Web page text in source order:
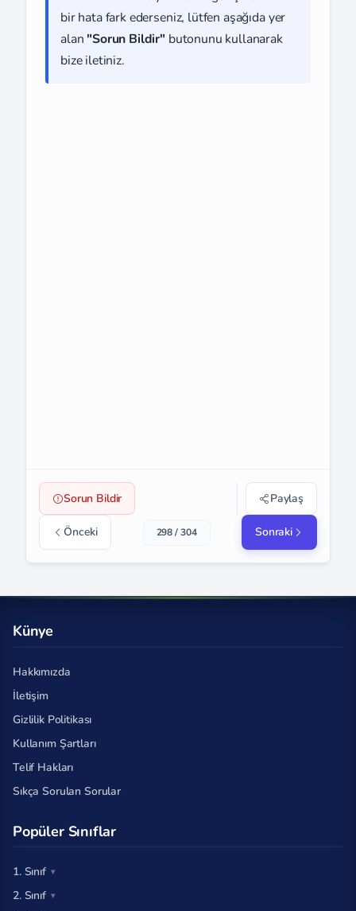
bir hata fark ederseniz, lütfen aşağıda yer
alan "Sorun Bildir" butonunu kullanarak
bize iletiniz.
Sorun Bildir Paylaş
Önceki 298 / 304 Sonraki
Künye
Hakkımızda
İletişim
Gizlilik Politikası
Kullanım Şartları
Telif Hakları
Sıkça Sorulan Sorular
Popüler Sınıflar
1. Sınıf
2. Sınıf